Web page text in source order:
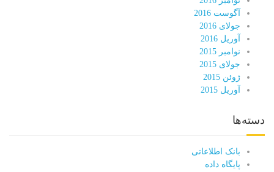
آگوست 2016
جولای 2016
آوریل 2016
نوامبر 2015
جولای 2015
ژوئن 2015
آوریل 2015
دسته‌ها
بانک اطلاعاتی
پایگاه داده